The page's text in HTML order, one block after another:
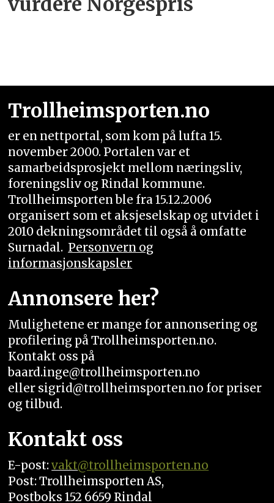
Trollheimsporten.no
er en nettportal, som kom på lufta 15.
november 2000. Portalen var et
samarbeidsprosjekt mellom næringsliv,
foreningsliv og Rindal kommune.
Trollheimsporten ble fra 15.12.2006
organisert som et aksjeselskap og utvidet i
2010 dekningsområdet til også å omfatte
Surnadal. Personvern og
informasjonskapsler
Annonsere her?
Mulighetene er mange for annonsering og
profilering på Trollheimsporten.no.
Kontakt oss på
baard.inge@trollheimsporten.no
eller sigrid@trollheimsporten.no for priser
og tilbud.
Kontakt oss
E-post:vakt@trollheimsporten.no
Post: Trollheimsporten AS,
Postboks 152 6659 Rindal